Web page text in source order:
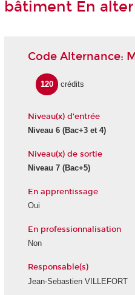
bâtiment En
Code Alternance:
120 crédits
Niveau(x) d'entrée
Niveau 6(Bac+3 et 4)
Niveau(x) de sortie
Niveau 7(Bac+5)
En apprentissage
Oui
En professionnalisation
Non
Responsable(s)
Jean-Sebastien VILLEFORT